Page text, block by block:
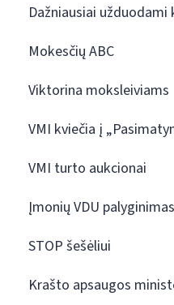
Dažniausiai užduodami
Mokesčių ABC
Viktorina moksleiviams
VMI kviečia į
VMI turto aukcionai
Įmonių VDU palyginimas
STOP šešėliui
Krašto apsaugos